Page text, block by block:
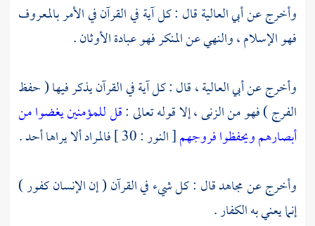
وأخرج عنأبي العاليةقال : كل آية في القرآن في الأمر بالمعروف
فهو الإسلام ، والنهي عن المنكر فهو عبادة الأوثان .
وأخرج عنأبي العالية، قال : كل آية في القرآن يذكر فيها ( حفظ
الفرج ) فهو من الزنى ، إلا قوله تعالى :قل للمؤمنين يغضوا من
أبصارهم ويحفظوا فروجهم[ النور : 30 ] فالمراد ألا يراها أحد .
وأخرج عنمجاهدقال : كل شيء في القرآن ( إن الإنسان كفور )
إنما يعني به الكفار .